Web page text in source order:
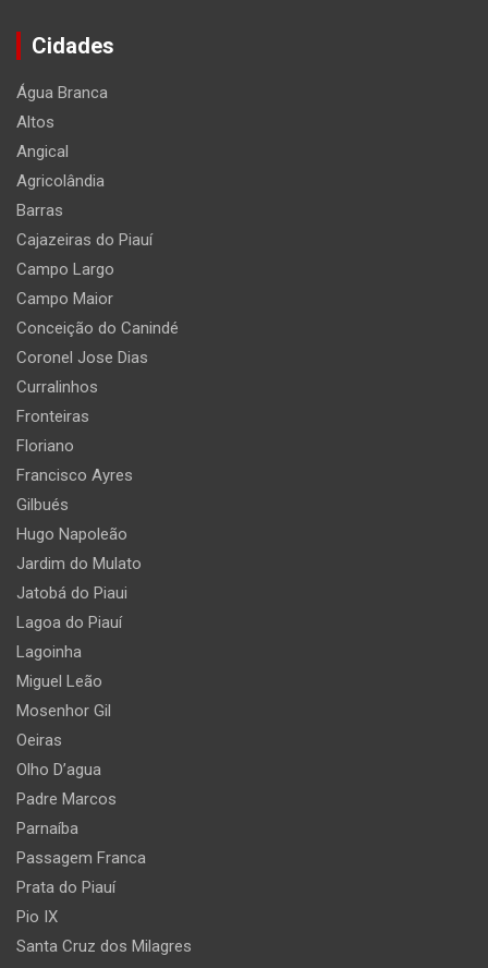
Cidades
Água Branca
Altos
Angical
Agricolândia
Barras
Cajazeiras do Piauí
Campo Largo
Campo Maior
Conceição do Canindé
Coronel Jose Dias
Curralinhos
Fronteiras
Floriano
Francisco Ayres
Gilbués
Hugo Napoleão
Jardim do Mulato
Jatobá do Piaui
Lagoa do Piauí
Lagoinha
Miguel Leão
Mosenhor Gil
Oeiras
Olho D’agua
Padre Marcos
Parnaíba
Passagem Franca
Prata do Piauí
Pio IX
Santa Cruz dos Milagres